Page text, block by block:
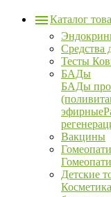
Каталог
Средства
Тесты
БАДы
БАДы
эфирные
Вакцины
Детские